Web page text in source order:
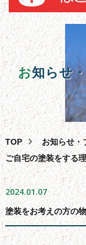
お知らせ
TOP お知らせ・
ご自宅の塗装をする
施工 事例
お客様
採用情報
外壁塗装
屋根塗
雨漏り
その他サ
助成金
スタッフ 紹
よくある
会社概要
2024.01.07
塗装をお考えの方